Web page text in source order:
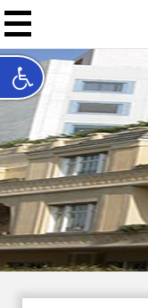
אילן
ותולדות ארץ ישראל -
052-7747748
ilan@mytelaviv.co.il
עברית